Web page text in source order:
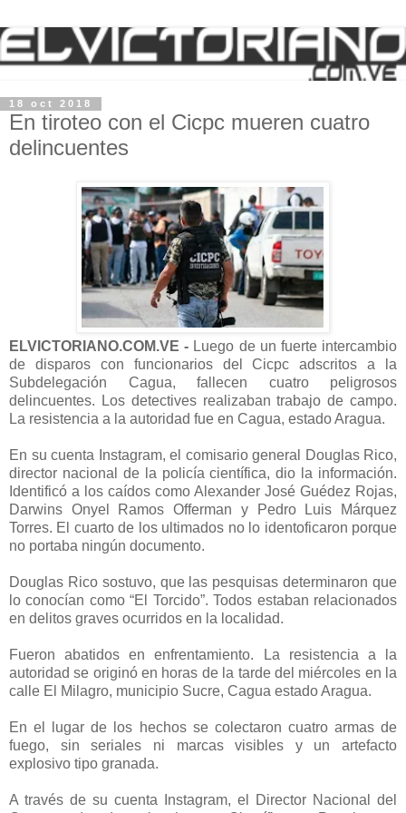
18 oct 2018
En tiroteo con el Cicpc mueren cuatro
delincuentes
ELVICTORIANO.COM.VE - Luego de un fuerte intercambio
de disparos con funcionarios del Cicpc adscritos a la
Subdelegación Cagua, fallecen cuatro peligrosos
delincuentes. Los detectives realizaban trabajo de campo.
La resistencia a la autoridad fue en Cagua, estadoAragua.
En su cuenta Instagram, el comisario general Douglas Rico,
director nacional de la policía científica, dio la información.
Identificó a los caídos como Alexander José Guédez Rojas,
Darwins Onyel Ramos Offerman y Pedro Luis Márquez
Torres. El cuarto de los ultimados no lo identoficaron porque
no portaba ningún documento.
Douglas Rico sostuvo, que las pesquisas determinaron que
lo conocían como “El Torcido”. Todos estaban relacionados
en delitos graves ocurridos en la localidad.
Fueron abatidos en enfrentamiento. La resistencia a la
autoridad se originó en horas de la tarde del miércoles en la
calle El Milagro, municipio Sucre, Cagua estado Aragua.
En el lugar de los hechos se colectaron cuatro armas de
fuego, sin seriales ni marcas visibles y un artefacto
explosivo tipo granada.
A través de su cuenta Instagram, el Director Nacional del